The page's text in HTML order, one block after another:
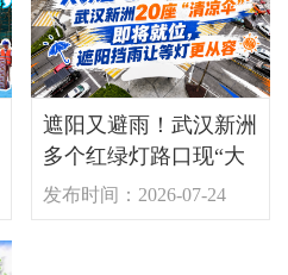
遮阳又避雨！武汉新洲
多个红绿灯路口现“大
伞”
发布时间：2026-07-24